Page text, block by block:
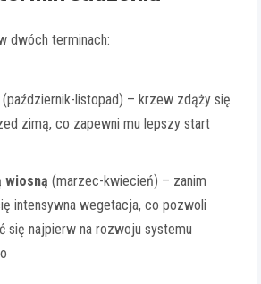
dwóch terminach:
(październik-listopad) – krzew zdąży się
zimą, co zapewni mu lepszy start
wiosną (marzec-kwiecień) – zanim
intensywna wegetacja, co pozwoli
się najpierw na rozwoju systemu